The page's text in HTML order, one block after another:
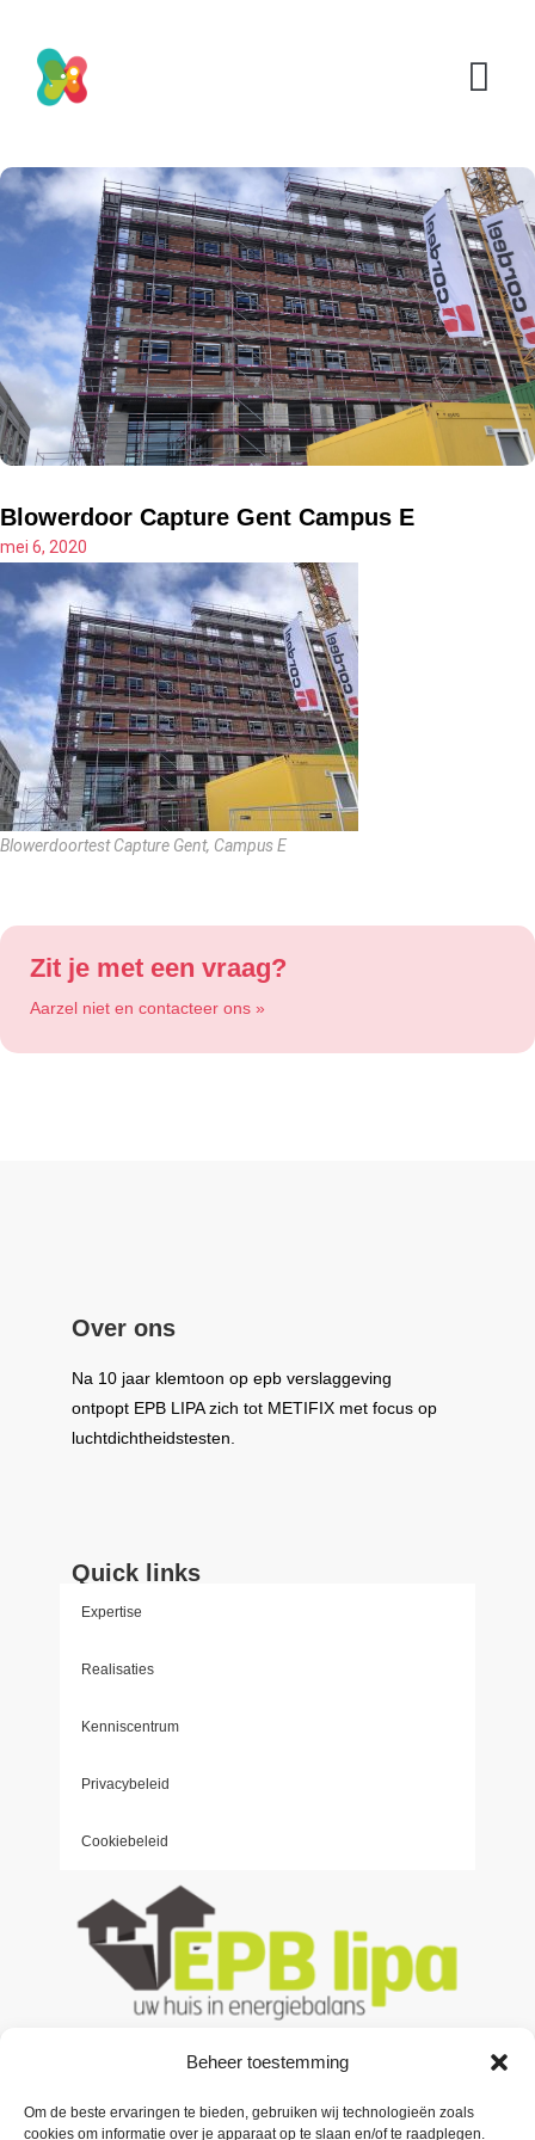
Beheer toestemming
Om de beste ervaringen te bieden, gebruiken wij technologieën zoals
cookies om informatie over je apparaat op te slaan en/of te raadplegen.
Blowerdoor Capture Gent Campus E
mei 6, 2020
Blowerdoortest Capture Gent, Campus E
Zit je met een vraag?
Aarzel niet en contacteer ons »
Over ons
Na 10 jaar klemtoon op epb verslaggeving
ontpopt EPB LIPAzich tot METIFIX met focus op
luchtdichtheidstesten.
Quick links
Expertise
Realisaties
Kenniscentrum
Privacybeleid
Cookiebeleid
Contacteer ons